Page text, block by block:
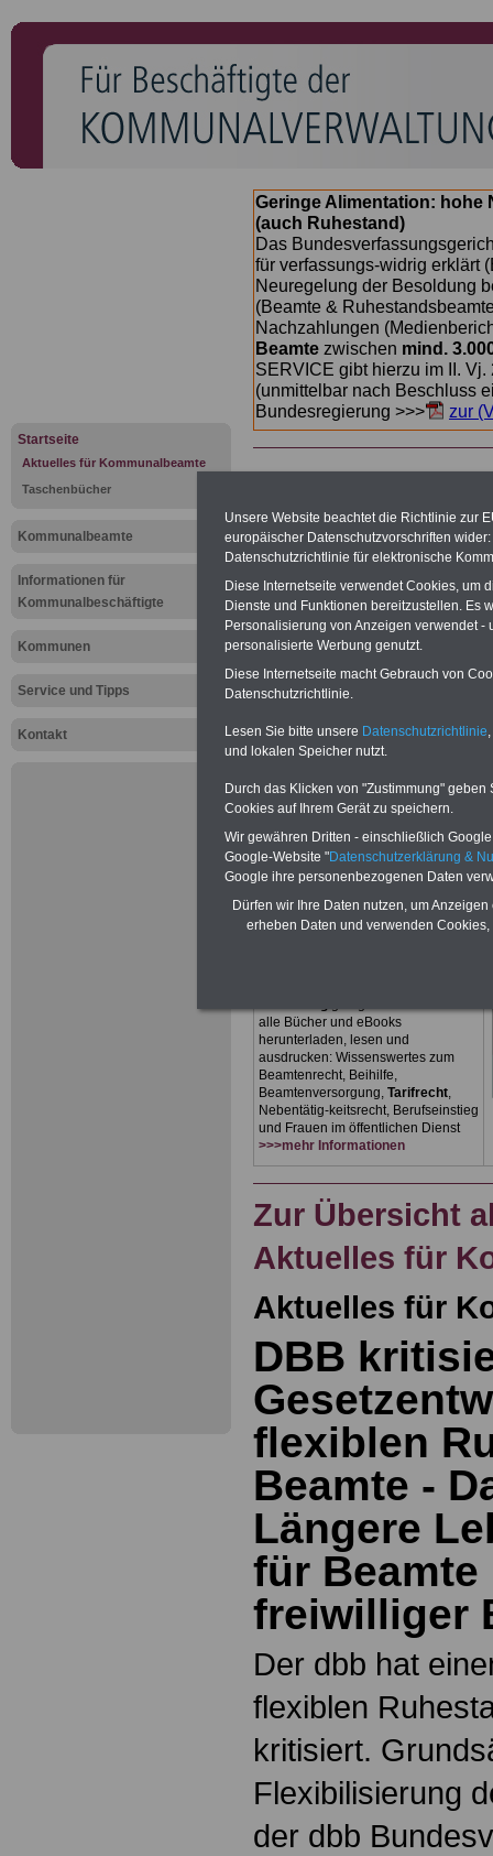
Startseite
Aktuelles für Kommunalbeamte
Taschenbücher
Kommunalbeamte
Informationen für
Kommunalbeschäftigte
Kommunen
Service und Tipps
Kontakt
Geringe Alimentation: hohe
(auch Ruhestand)
Das
für verfassungs-widrig erklärt
Neuregelung der Besoldung
(Beamte &
Nachzahlungen
Beamte zwischen mind.
SERVICE gibt hierzu im II.
(unmittelbar nach Beschluss
Bundesregierung >>>
zur
Aktuelles
kritisiert
zum
für Beamte
Längere
für Beamte
freiwilliger
10.12.2012
PDF-SERVICE:
Zehn OnlineBücher
& eBooks für den Öffentlichen Dienst
alle Bücher und eBooks
herunterladen, lesen und
ausdrucken: Wissenswertes zum
Beamtenrecht, Beihilfe,
Beamtenversorgung, Tarifrecht,
Nebentätig-keitsrecht, Berufseinstieg
und Frauen im öffentlichen Dienst
>>>mehr Informationen
Zur Übersicht
Aktuelles für
Aktuelles für
DBB
flexiblen
Beamte -
Längere
für Beamte
freiwilliger
Der dbb hat
flexiblen
kritisiert.
Flexibilisierung
der dbb
Unsere Website beachtet die Richtlinie zur
europäischer Datenschutzvorschriften
Datenschutzrichtlinie für elektronische
Diese Internetseite verwendet Cookies, um
Dienste und Funktionen bereitzustellen. Es
Personalisierung von Anzeigen verwendet
personalisierte Werbung genutzt.
Diese Internetseite macht Gebrauch von
Datenschutzrichtlinie.
Lesen Sie bitte unsere Datenschutzrichtlinie
und lokalen Speicher nutzt.
Durch das Klicken von "Zustimmung"
Cookies auf Ihrem Gerät zu speichern.
Wir gewähren Dritten - einschließlich
Google-Website "Datenschutzerklärung &
Google ihre personenbezogenen Daten
Dürfen wir Ihre Daten nutzen, um
erheben Daten und verwenden